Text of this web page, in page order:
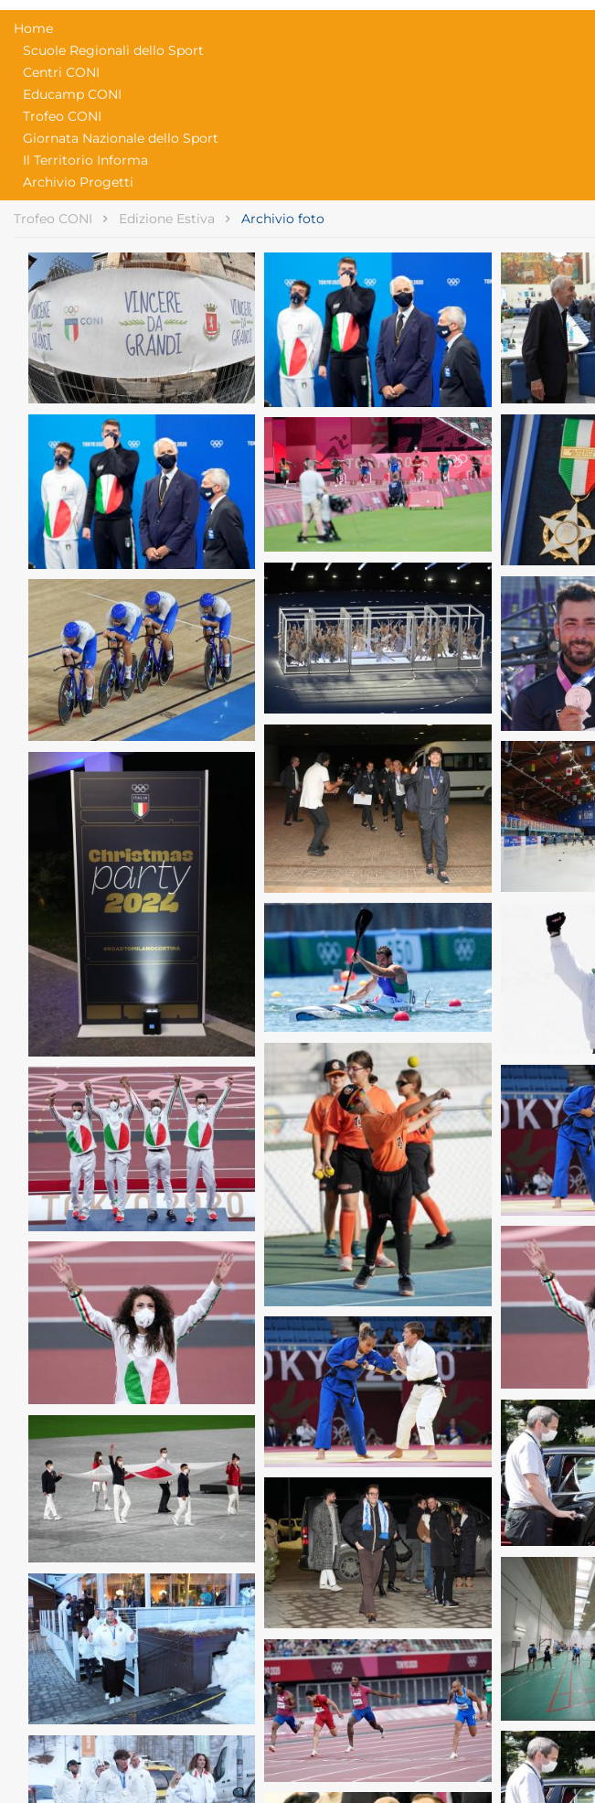
Home
Scuole Regionali dello Sport
Centri CONI
Educamp CONI
Trofeo CONI
Giornata Nazionale dello Sport
Il Territorio Informa
Archivio Progetti
Trofeo CONI Edizione Estiva Archivio foto